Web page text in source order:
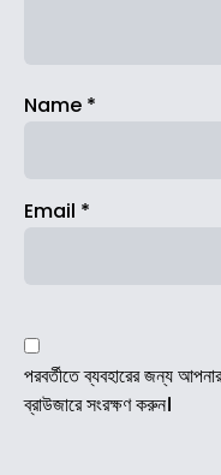
Name *
Email *
পরবর্তীতে ব্যবহারের জন্য
ব্রাউজারে সংরক্ষণ করুন।